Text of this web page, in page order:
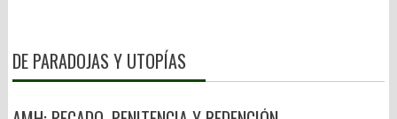
DE PARADOJAS Y UTOPÍAS